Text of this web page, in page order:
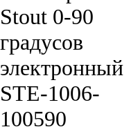
Stout 0-90
градусов
электронный
STE-1006-
100590